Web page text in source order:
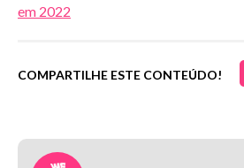
em 2022
COMPARTILHE ESTE CONTEÚDO!